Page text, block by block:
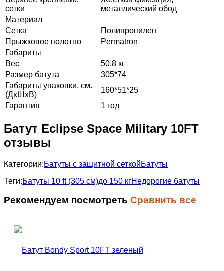
сетки
металлический обод
Материал
Сетка
Полипропилен
Прыжковое полотно
Permatron
Габариты
Вес
50.8 кг
Размер батута
305*74
Габариты упаковки, см.
(ДхШхВ)
160*51*25
Гарантия
1 год
Батут Eclipse Space Military 10FT
отзывы
Категории:Батуты с защитной сеткойБатуты
Теги:Батуты 10 ft (305 см)до 150 кгНедорогие батуты
Рекомендуем посмотреть Сравнить все